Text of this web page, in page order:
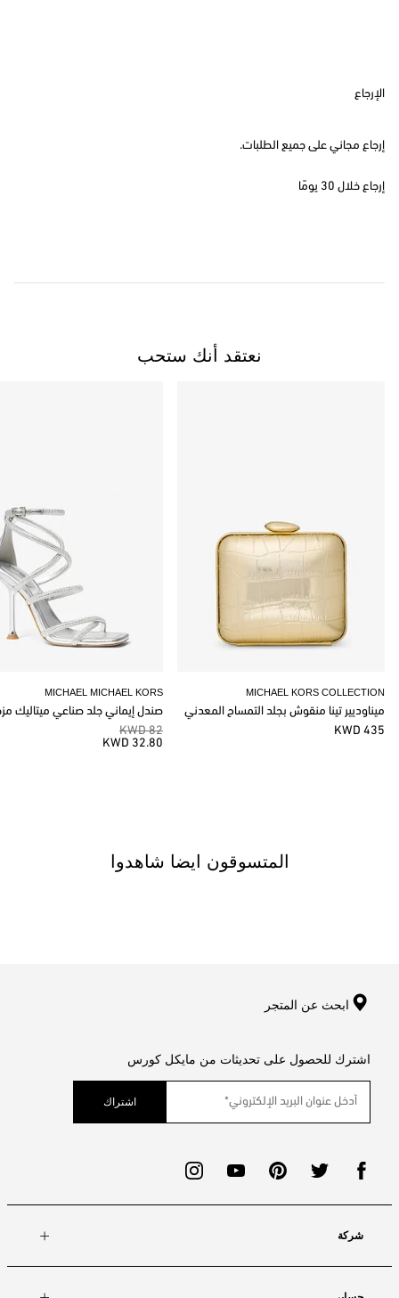
الإرجاع
إرجاع مجاني على جميع الطلبات.
إرجاع خلال 30 يومًا
نعتقد أنك ستحب
MICHAEL MICHAEL KORS
صندل إيماني جلد صناعي ميتاليك
82 KWD
32.80 KWD
MICHAEL KORS COLLECTION
ميناوديير تينا منقوش بجلد التمساح المعدني
435 KWD
المتسوقون ايضا شاهدوا
ابحث عن المتجر
اشترك للحصول على تحديثات من مايكل كورس
اشتراك
شركة